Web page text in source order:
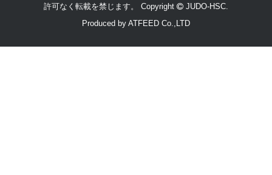
許可なく転載を禁じます。 Copyright
JUDO-HSC.
Produced by ATFEED Co.,LTD